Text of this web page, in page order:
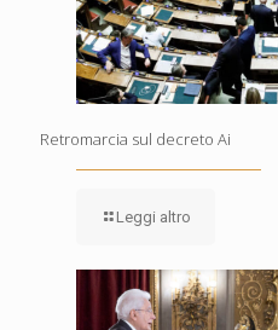
Retromarcia sul decreto Ai
Leggi altro